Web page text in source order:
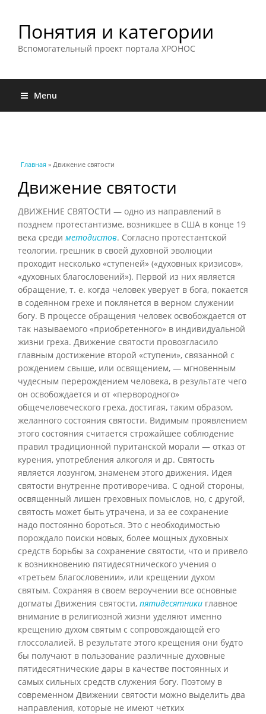
Понятия и категории
Вспомогательный проект портала ХРОНОС
Menu
Вы здесь
Главная » Движение святости
Движение святости
ДВИЖЕНИЕ СВЯТОСТИ — одно из направлений в
позднем протестантизме, возникшее в США в конце 19
века среди методистов. Согласно протестантской
теологии, грешник в своей духовной эволюции
проходит несколько «ступеней» («духовных кризисов»,
«духовных благословений»). Первой из них является
обращение, т. е. когда человек уверует в бога, покается
в содеянном грехе и поклянется в верном служении
богу. В процессе обращения человек освобождается от
так называемого «приобретенного» в индивидуальной
жизни греха. Движение святости провозгласило
главным достижение второй «ступени», связанной с
рождением свыше, или освящением, — мгновенным
чудесным перерождением человека, в результате чего
он освобождается и от «первородного»
общечеловеческого греха, достигая, таким образом,
желанного состояния святости. Видимым проявлением
этого состояния считается строжайшее соблюдение
правил традиционной пуританской морали — отказ от
курения, употребления алкоголя и др. Святость
является лозунгом, знаменем этого движения. Идея
святости внутренне противоречива. С одной стороны,
освященный лишен греховных помыслов, но, с другой,
святость может быть утрачена, и за ее сохранение
надо постоянно бороться. Это с необходимостью
порождало поиски новых, более мощных духовных
средств борьбы за сохранение святости, что и привело
к возникновению пятидесятнического учения о
«третьем благословении», или крещении духом
святым. Сохраняя в своем вероучении все основные
догматы Движения святости, пятидесятники главное
внимание в религиозной жизни уделяют именно
крещению духом святым с сопровождающей его
глоссолалией. В результате этого крещения они будто
бы получают в пользование различные духовные
пятидесятнические дары в качестве постоянных и
самых сильных средств служения богу. Поэтому в
современном Движении святости можно выделить два
направления, которые не имеют четких